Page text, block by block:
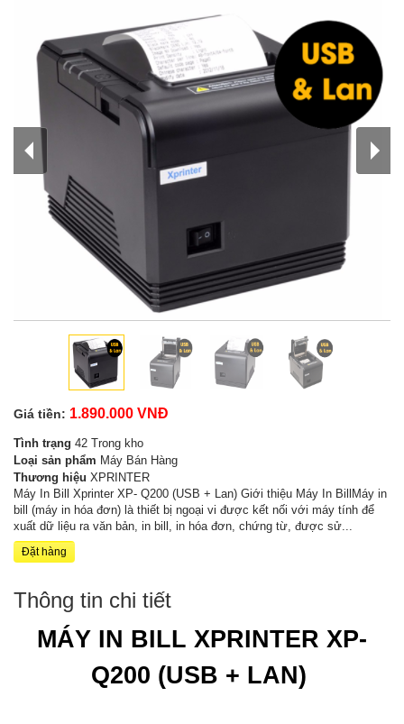
Giá tiền: 1.890.000 VNĐ
Tình trạng 42 Trong kho
Loại sản phẩm Máy Bán Hàng
Thương hiệu XPRINTER
Máy In Bill Xprinter XP- Q200 (USB + Lan) Giới thiệu Máy In BillMáy in
bill (máy in hóa đơn) là thiết bị ngoại vi được kết nối với máy tính để
xuất dữ liệu ra văn bản, in bill, in hóa đơn, chứng từ, được sử...
Đặt hàng
Thông tin chi tiết
MÁY IN BILL XPRINTER XP-
Q200 (USB + LAN)